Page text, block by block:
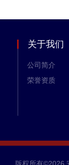
关于我们
公司简介
荣誉资质